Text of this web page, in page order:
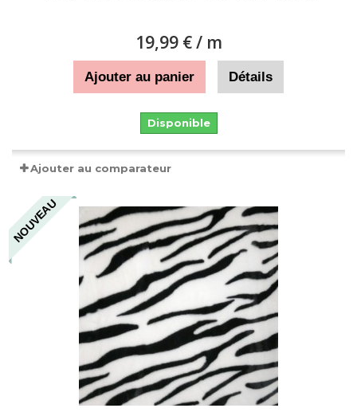
19,99 €/ m
Ajouter au panier Détails
Disponible
Ajouter au comparateur
NOUVEAU